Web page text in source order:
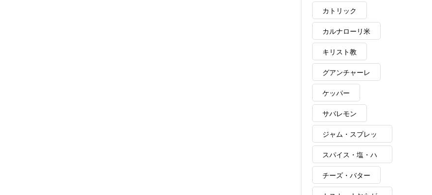
カトリック
カルナローリ米
キリスト教
グアンチャーレ
ケッパー
サバレモン
ジャム・スプレッ
ド
スパイス・塩・ハ
ーブ・ポルチーニ
チーズ・バター